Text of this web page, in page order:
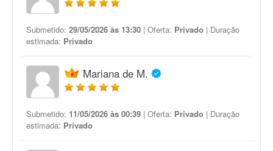
Submetido: 29/05/2026 às 13:30 | Oferta: Privado | Duração
estimada: Privado
Mariana de M.
Submetido: 11/05/2026 às 00:39 | Oferta: Privado | Duração
estimada: Privado